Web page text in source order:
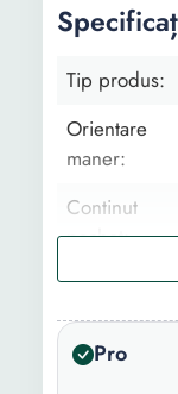
Tip produs:
Orientare
maner:
Continut
pachet:
Material
Pro